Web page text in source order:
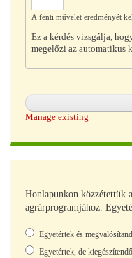
A fenti művelet eredményét
Ez a kérdés vizsgálja,
megelőzi az automatikus
Manage existing
Honlapunkon közzétettük
agrárprogramjához.
Választások
Egyetértek és
Egyetértek, de